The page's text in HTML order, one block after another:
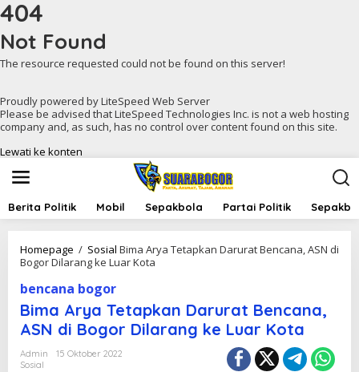
404
Not Found
The resource requested could not be found on this server!
Proudly powered by LiteSpeed Web Server
Please be advised that LiteSpeed Technologies Inc. is not a web hosting
company and, as such, has no control over content found on this site.
Lewati ke konten
Berita Politik Mobil Sepakbola Partai Politik
Homepage / Sosial Bima Arya Tetapkan Darurat Bencana, ASN di
Bogor Dilarang ke Luar Kota
bencana bogor
Bima Arya Tetapkan Darurat Bencana,
ASN di Bogor Dilarang ke Luar Kota
Admin
15 Oktober 2022
Sosial